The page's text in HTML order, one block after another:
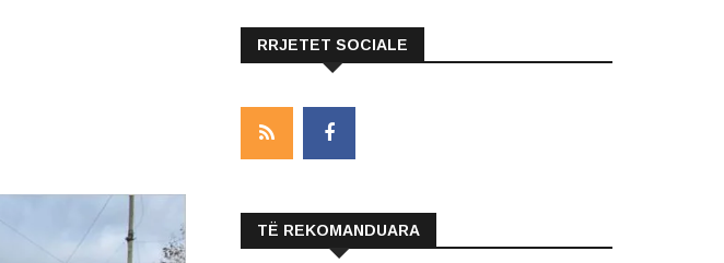
RRJETET SOCIALE
TË REKOMANDUARA